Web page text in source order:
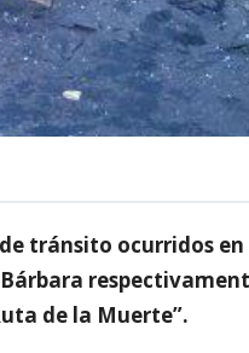
tránsito ocurridos
de la Muerte”.